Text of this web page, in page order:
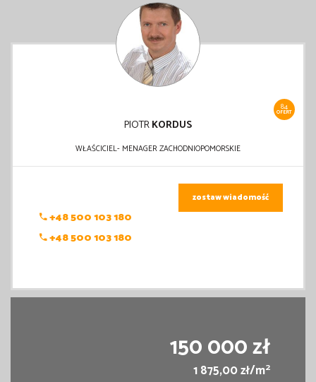
84
OFERT
PIOTRKORDUS
WŁAŚCICIEL- MENAGER ZACHODNIOPOMORSKIE
+48 500 103 180
+48 500 103 180
zostaw wiadomość
150 000 zł
1 875,00 zł/m2